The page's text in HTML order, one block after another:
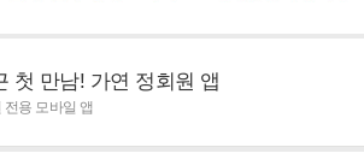
첫 만남! 가연 정회원 앱
전용 모바일 앱